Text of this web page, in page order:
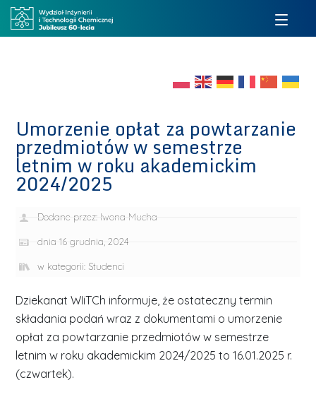
Umorzenie opłat za powtarzanie
przedmiotów w semestrze
letnim w roku akademickim
2024/2025
Dodane przez: Iwona Mucha
dnia 16 grudnia, 2024
w kategorii: Studenci
Dziekanat WIiTCh informuje, że ostateczny termin
składania podań wraz z dokumentami o umorzenie
opłat za powtarzanie przedmiotów w semestrze
letnim w roku akademickim 2024/2025 to 16.01.2025 r.
(czwartek).